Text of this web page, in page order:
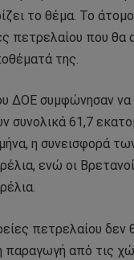
το θέμα. Το
πετρελαίου που θα
της.
ΔΟΕ συμφώνησαν να
συνολικά 61,7
η συνεισφορά
ενώ οι
πετρελαίου δεν
παραγωγή από τις